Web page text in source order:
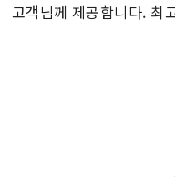
고객님께 제공합니다. 최